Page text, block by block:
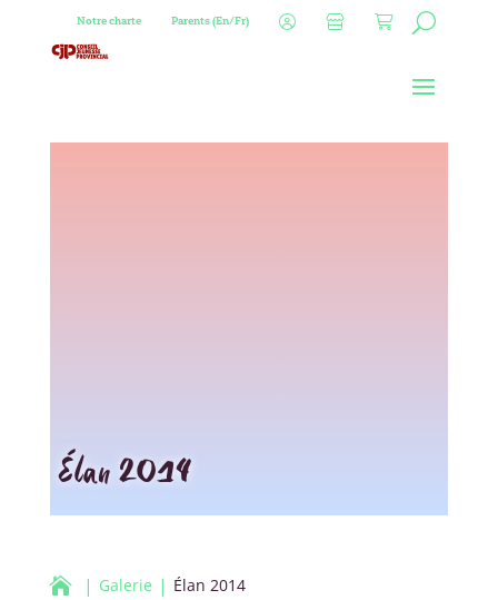
Notre charte Parents (En/Fr)
Élan 2014
 Galerie Élan 2014